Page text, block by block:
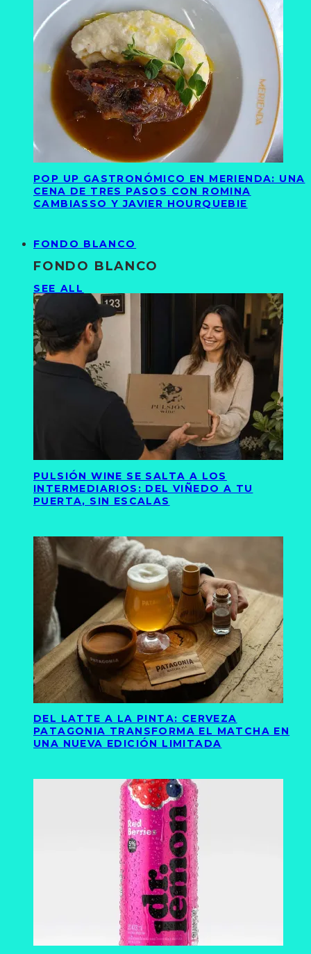
POP UP GASTRONÓMICO EN MERIENDA: UNA
CENA DE TRES PASOS CON ROMINA
CAMBIASSO Y JAVIER HOURQUEBIE
FONDO BLANCO
FONDO BLANCO
SEE ALL
PULSIÓN WINE SE SALTA A LOS
INTERMEDIARIOS: DEL VIÑEDO A TU
PUERTA, SIN ESCALAS
DEL LATTE A LA PINTA: CERVEZA
PATAGONIA TRANSFORMA EL MATCHA EN
UNA NUEVA EDICIÓN LIMITADA